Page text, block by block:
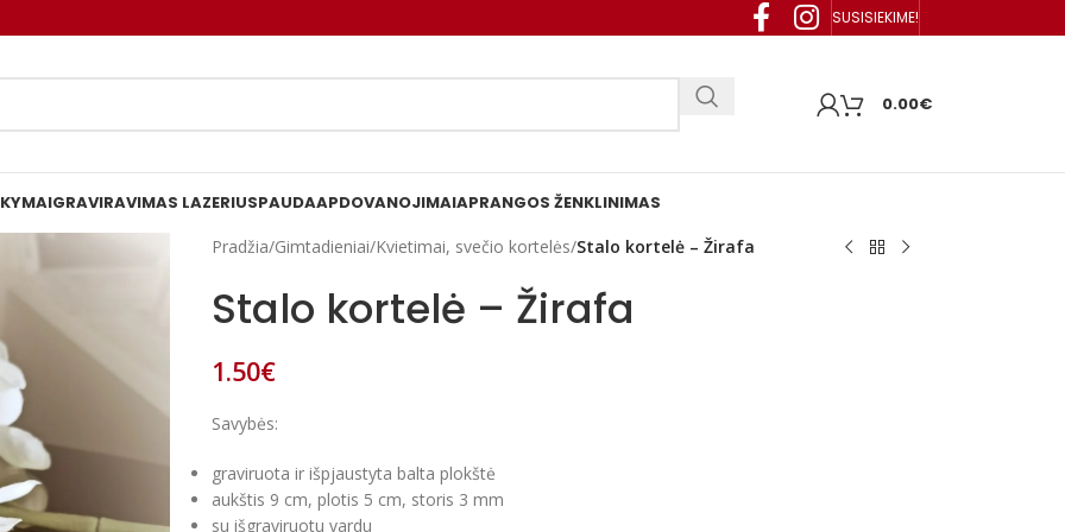
SUSISIEKIME!
0.00€
GRAVIRAVIMAS LAZERIUSPAUDAAPDOVANOJIMAIAPRANGOS ŽENKLINIMAS
Pradžia/Gimtadieniai/Kvietimai, svečio kortelės/Stalo kortelė – Žirafa
Stalo kortelė – Žirafa
1.50€
Savybės:
graviruota ir išpjaustyta balta plokštė
aukštis 9 cm, plotis 5 cm, storis 3 mm
su išgraviruotu vardu